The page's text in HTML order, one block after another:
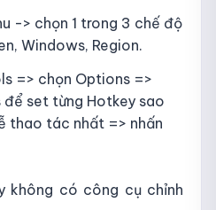
-> chọn 1 trong 3 chế độ
Windows, Region.
=> chọn Options =>
set từng Hotkey sao
thao tác nhất => nhấn
không có công cụ chỉnh